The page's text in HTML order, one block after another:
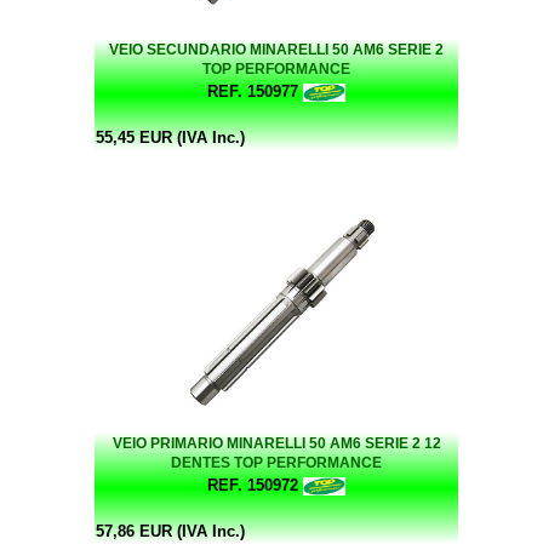
VEIO SECUNDARIO MINARELLI 50 AM6 SERIE 2
TOP PERFORMANCE
REF. 150977
55,45 EUR (IVA Inc.)
VEIO PRIMARIO MINARELLI 50 AM6 SERIE 2 12
DENTES TOP PERFORMANCE
REF. 150972
57,86 EUR (IVA Inc.)